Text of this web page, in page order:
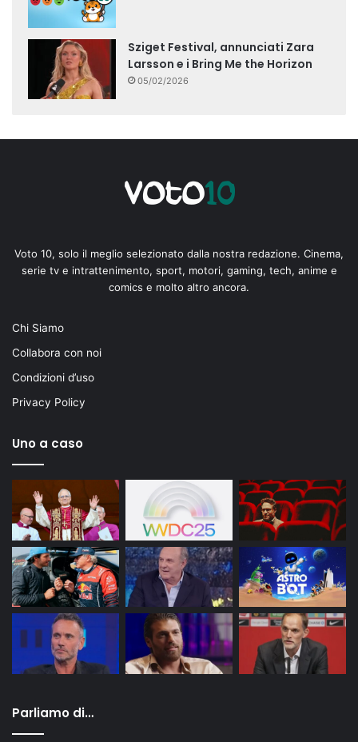
Sziget Festival, annunciati Zara
Larsson e i Bring Me the Horizon
05/02/2026
Voto 10, solo il meglio selezionato dalla nostra redazione. Cinema,
serie tv e intrattenimento, sport, motori, gaming, tech, anime e
comics e molto altro ancora.
Chi Siamo
Collabora con noi
Condizioni d’uso
Privacy Policy
Uno a caso
Parliamo di…